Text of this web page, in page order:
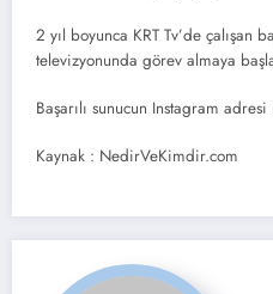
2 yıl boyunca KRT Tv’de çalışan
televizyonunda görev almaya
Başarılı sunucun Instagram
Kaynak : NedirVeKimdir.com